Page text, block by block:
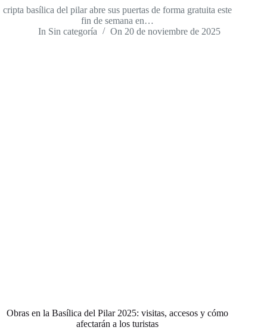
cripta basílica del pilar abre sus puertas de forma gratuita este
fin de semana en…
In Sin categoría On 20 de noviembre de 2025
Obras en la Basílica del Pilar 2025: visitas, accesos y cómo
afectarán a los turistas